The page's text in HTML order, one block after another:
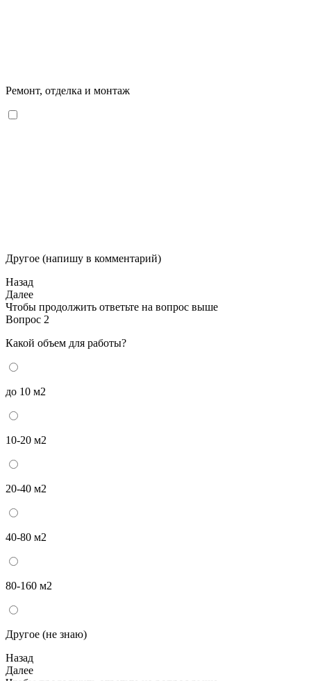
Ремонт, отделка и монтаж
Другое (напишу в комментарий)
Назад
Далее
Чтобы продолжить ответьте на вопрос выше
Вопрос 2
Какой объем для работы?
до 10 м2
10-20 м2
20-40 м2
40-80 м2
80-160 м2
Другое (не знаю)
Назад
Далее